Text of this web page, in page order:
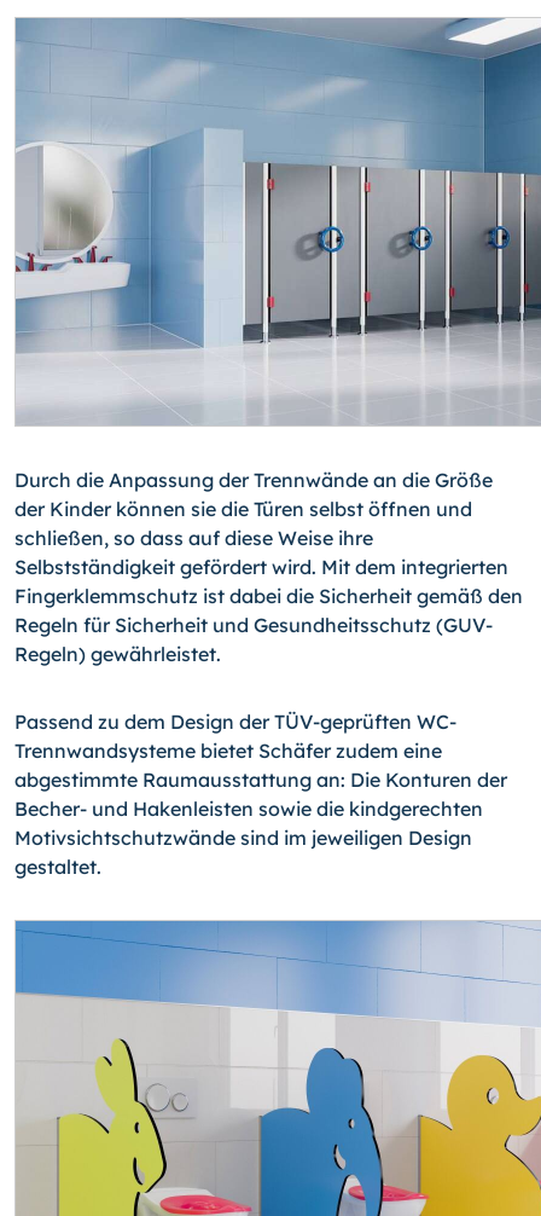
Durch die Anpassung der Trennwände an die Größe
der Kinder können sie die Türen selbst öffnen und
schließen, so dass auf diese Weise ihre
Selbstständigkeit gefördert wird. Mit dem integrierten
Fingerklemmschutz ist dabei die Sicherheit gemäß den
Regeln für Sicherheit und Gesundheitsschutz (GUV-
Regeln) gewährleistet.
Passend zu dem Design der TÜV-geprüften WC-
Trennwandsysteme bietet Schäfer zudem eine
abgestimmte Raumausstattung an: Die Konturen der
Becher- und Hakenleisten sowie die kindgerechten
Motivsichtschutzwände sind im jeweiligen Design
gestaltet.